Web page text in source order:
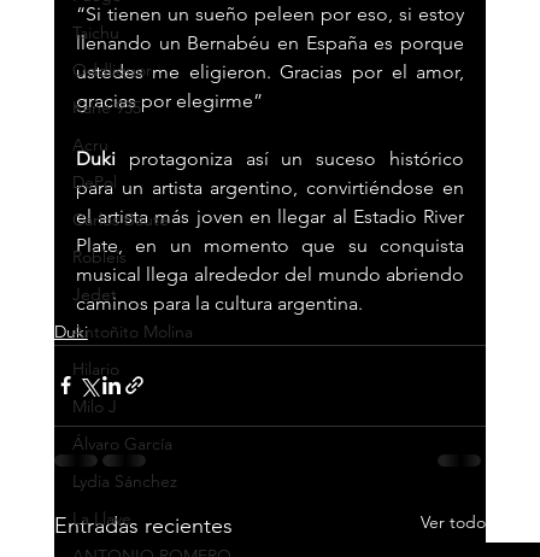
Taichu
Oddliquor
Kane 935
Acru
DePol
Carlos Baute
Robleis
Jedet
Antoñito Molina
Hilario
Milo J
Álvaro García
Lydia Sánchez
La Llave
“Si tienen un sueño peleen por eso, si estoy
llenando un Bernabéu en España es porque
ustedes me eligieron. Gracias por el amor,
gracias por elegirme”
Duki protagoniza así un suceso histórico
para un artista argentino, convirtiéndose en
el artista más joven en llegar al Estadio River
Plate, en un momento que su conquista
musical llega alrededor del mundo abriendo
caminos para la cultura argentina.
Duki
Entradas recientes Ver todo